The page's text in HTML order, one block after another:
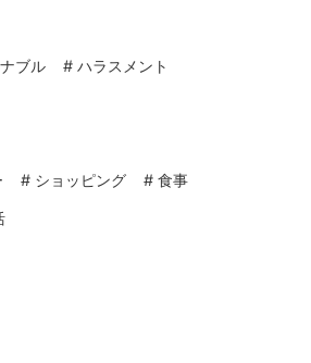
ブル # ハラスメント
# ショッピング # 食事